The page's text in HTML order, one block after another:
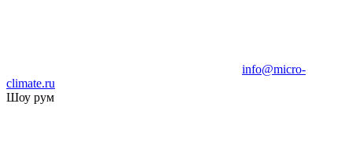
info@micro-
climate.ru
Шоу рум